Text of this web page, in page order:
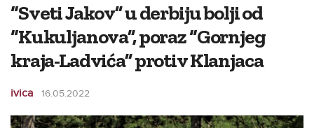
“Sveti Jakov” u derbiju bolji od
“Kukuljanova”, poraz “Gornjeg
kraja-Ladvića” protiv Klanjaca
ivica 16.05.2022